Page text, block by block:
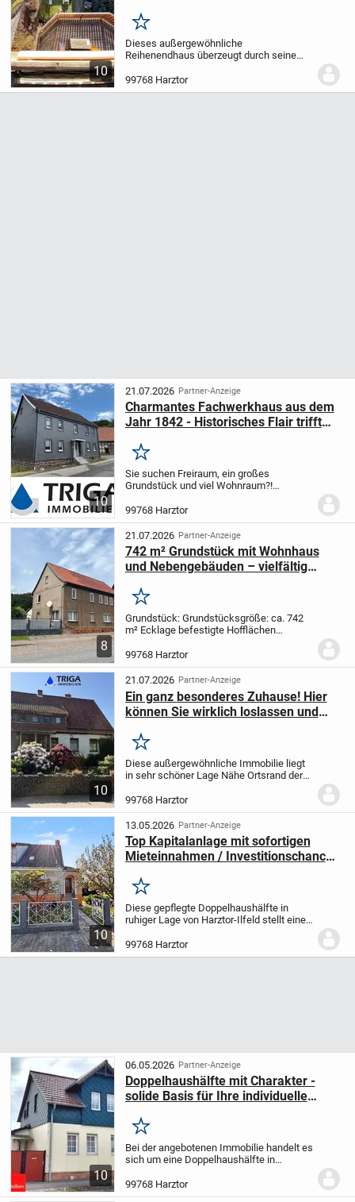
10
Merken
Dieses außergewöhnliche
Reihenendhaus überzeugt durch seine
versetzten Grundriss über mehrere
Ebenen sowie durch seine gelungene
99768 Harztor
10
21.07.2026 Partner-Anzeige
Charmantes Fachwerkhaus aus dem
Jahr 1842 - Historisches Flair trifft
Merken
Sie suchen Freiraum, ein großes
Grundstück und viel Wohnraum?!
historischen Ein-Zweifamilienhaus. Das
Fachwerkhaus kombiniert traditionelles
Holzständerfachwerk...
99768 Harztor
8
21.07.2026 Partner-Anzeige
742 m² Grundstück mit Wohnhaus
und Nebengebäuden – vielfältig
Merken
Grundstück: Grundstücksgröße: ca. 742
m² Ecklage befestigte Hofflächen
umfriedet Auf dem Grundstück befinden
sich ein Zweifamilienhaus sowie
Nebengebäude mit...
99768 Harztor
10
21.07.2026 Partner-Anzeige
Ein ganz besonderes Zuhause! Hier
können Sie wirklich loslassen und
Merken
Diese außergewöhnliche Immobilie liegt
in sehr schöner Lage Nähe Ortsrand der
Familie würde sich hier garantiert
wohlfühlen, aber auch eine Nutzung als
Mehrgenerati...
99768 Harztor
10
13.05.2026 Partner-Anzeige
Top Kapitalanlage mit sofortigen
Mieteinnahmen / Investitionschance
Merken
Diese gepflegte Doppelhaushälfte in
ruhiger Lage von Harztor-Ilfeld stellt eine
dar, die besonderen Wert auf ein
günstiges Einstiegsniveau, laufende
99768 Harztor
10
06.05.2026 Partner-Anzeige
Doppelhaushälfte mit Charakter -
solide Basis für Ihre individuelle
Merken
Bei der angebotenen Immobilie handelt es
sich um eine Doppelhaushälfte in
einem geschätzten Baujahr um ca. 1900.
Das Objekt befindet sich auf einem
99768 Harztor